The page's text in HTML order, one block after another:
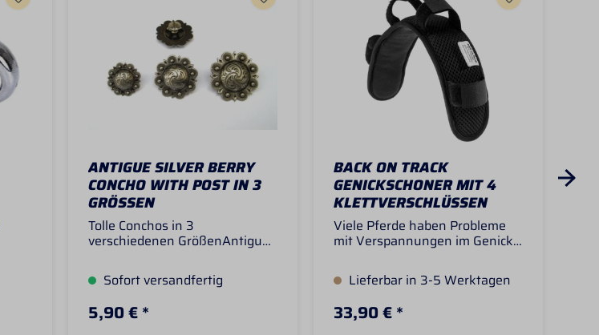
ANTIGUE SILVER BERRY
CONCHO WITH POST IN 3
GRÖSSEN
Tolle Conchos in 3
verschiedenen GrößenAntigue
Design. Mit diesen Conchos
lassen sich Sattel, Trense,
individuell aufhübschen.
Sofort versandfertig
5,90 € *
BACK ON TRACK
GENICKSCHONER MIT 4
KLETTVERSCHLÜSSEN
Viele Pferde haben Probleme
mit Verspannungen im Genick.
Genickschoner von Back on
Track dank des Welltex®-
kann mit den 4 Klettbändern
Lieferbar in 3-5 Werktagen
33,90 € *